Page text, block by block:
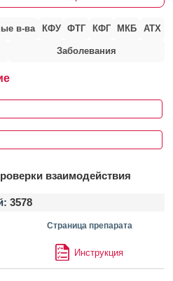
в-ва КФУ ФТГ КФГ МКБ АТХ
Заболевания
взаимодействия
3578
Страница препарата
Инструкция